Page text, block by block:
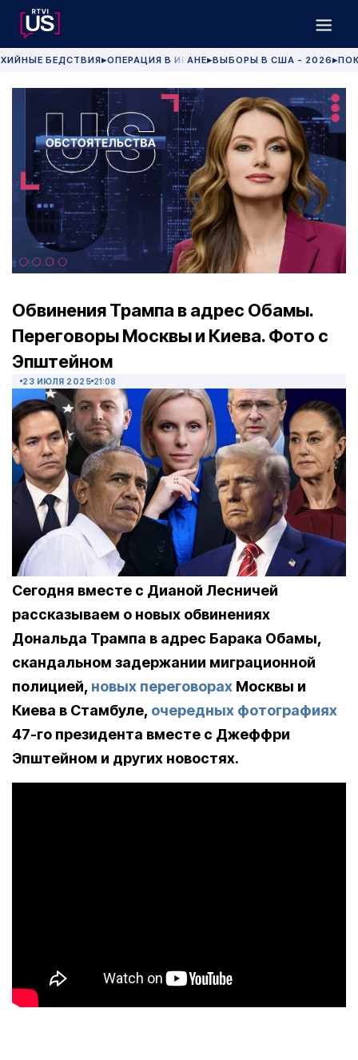
БЕДСТВИЯ▶ОПЕРАЦИЯ В ИРАНЕ▶ВЫБОРЫ В США - 2026 ▶
Обвинения Трампа в адрес Обамы.
Переговоры Москвы и Киева. Фото с
Эпштейном
23 ИЮЛЯ 2025 21:08
Сегодня вместе с Дианой Лесничей
рассказываем о новых обвинениях
Дональда Трампа в адрес Барака Обамы,
скандальном задержании миграционной
полицией, новых переговорах Москвы и
Киева в Стамбуле, очередных фотографиях
47-го президента вместе с Джеффри
Эпштейном и других новостях.